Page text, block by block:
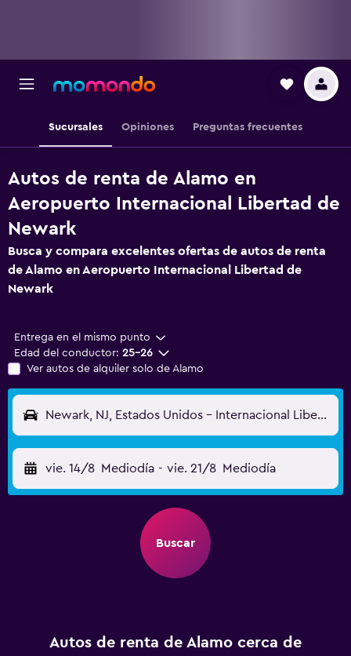
Sucursales Opiniones Preguntas frecuentes
Autos de renta de Alamo en
Aeropuerto Internacional Libertad de
Newark
Busca y compara excelentes ofertas de autos de renta
de Alamo en Aeropuerto Internacional Libertad de
Newark
Entrega en el mismo punto
Edad del conductor: 25-26
Ver autos de alquiler solo de Alamo
Newark, NJ, Estados Unidos - Internacional Libertad de Newark (EWR)
vie. 14/8 Mediodía - vie. 21/8 Mediodía
Buscar
Autos de renta de Alamo cerca de